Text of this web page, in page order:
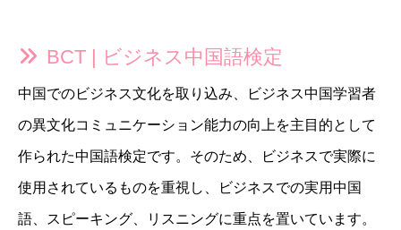
BCT | ビジネス中国語検定
中国でのビジネス文化を取り込み、ビジネス中国学習者
の異文化コミュニケーション能力の向上を主目的として
作られた中国語検定です。そのため、ビジネスで実際に
使用されているものを重視し、ビジネスでの実用中国
語、スピーキング、リスニングに重点を置いています。